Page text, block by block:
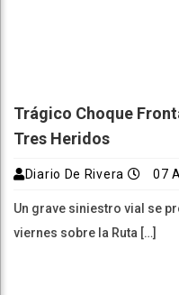
Trágico Choque
Tres Heridos
Diario De Rivera 07
Un grave siniestro vial se
viernes sobre la Ruta […]